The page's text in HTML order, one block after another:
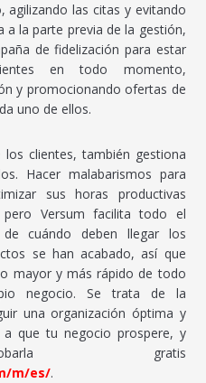
las citas y evitando
a la parte previa de la gestión,
de fidelización para estar
en todo momento,
y promocionando ofertas de
uno de ellos.
clientes, también gestiona
Hacer malabarismos para
sus horas productivas
pero Versum facilita todo el
cuándo deben llegar los
se han acabado, así que
mayor y más rápido de todo
negocio. Se trata de la
una organización óptima y
que tu negocio prospere, y
gratis
m/es/.